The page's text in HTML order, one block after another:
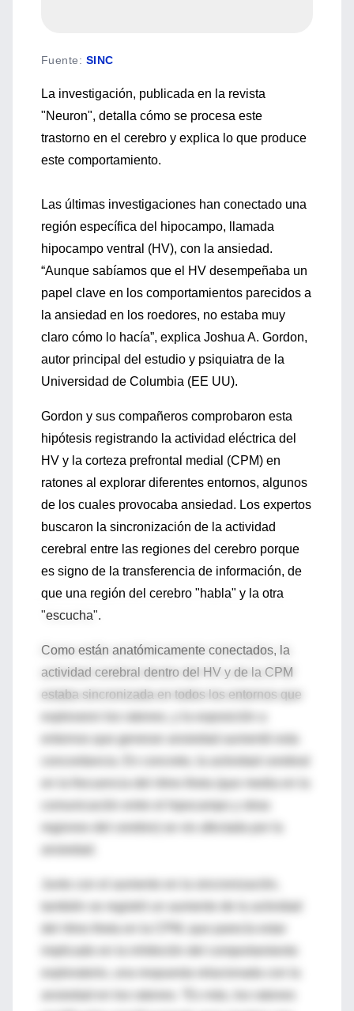
Fuente: SINC
La investigación, publicada en la revista
"Neuron", detalla cómo se procesa este
trastorno en el cerebro y explica lo que produce
este comportamiento.
Las últimas investigaciones han conectado una
región específica del hipocampo, llamada
hipocampo ventral (HV), con la ansiedad.
“Aunque sabíamos que el HV desempeñaba un
papel clave en los comportamientos parecidos a
la ansiedad en los roedores, no estaba muy
claro cómo lo hacía”, explica Joshua A. Gordon,
autor principal del estudio y psiquiatra de la
Universidad de Columbia (EE UU).
Gordon y sus compañeros comprobaron esta
hipótesis registrando la actividad eléctrica del
HV y la corteza prefrontal medial (CPM) en
ratones al explorar diferentes entornos, algunos
de los cuales provocaba ansiedad. Los expertos
buscaron la sincronización de la actividad
cerebral entre las regiones del cerebro porque
es signo de la transferencia de información, de
que una región del cerebro "habla" y la otra
"escucha".
Como están anatómicamente conectados, la
actividad cerebral dentro del HV y de la CPM
estaba sincronizada en todos los entornos que
entornos que generan ansiedad aumentó esta
en la frecuencia del ritmo theta (que media en la
regiones del cerebro) se vio afectada por la
también se registró un aumento de la actividad
implicado en la inhibición del comportamiento